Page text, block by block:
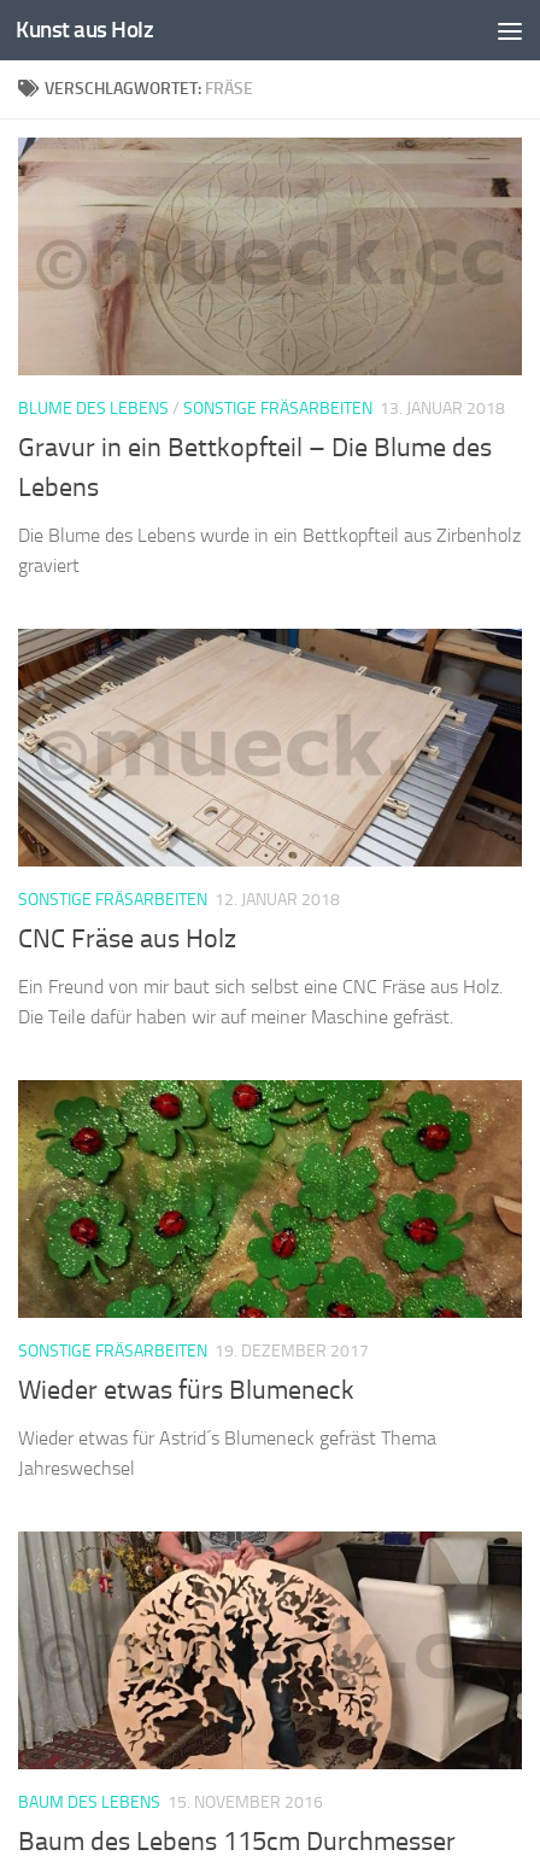
Zum Inhalt springen
Kunst aus Holz
VERSCHLAGWORTET: FRÄSE
BLUME DES LEBENS / SONSTIGE FRÄSARBEITEN 13. JANUAR 2018
Gravur in ein Bettkopfteil – Die Blume des
Lebens
Die Blume des Lebens wurde in ein Bettkopfteil aus Zirbenholz
graviert
SONSTIGE FRÄSARBEITEN 12. JANUAR 2018
CNC Fräse aus Holz
Ein Freund von mir baut sich selbst eine CNC Fräse aus Holz.
Die Teile dafür haben wir auf meiner Maschine gefräst.
SONSTIGE FRÄSARBEITEN 19. DEZEMBER 2017
Wieder etwas fürs Blumeneck
Wieder etwas für Astrid´s Blumeneck gefräst Thema
Jahreswechsel
BAUM DES LEBENS 15. NOVEMBER 2016
Baum des Lebens 115cm Durchmesser